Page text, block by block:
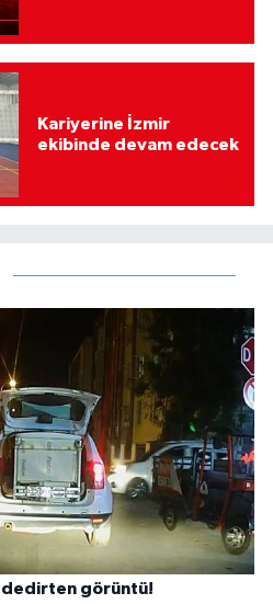
Kariyerine İzmir
ekibinde devam edecek
dedirten görüntü!